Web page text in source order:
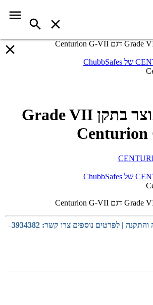
דלת חדר אוצר בתקן Grade VII
*המחיר לא כולל הובלה והתקנה | לפרטים נוספים צרו קשר: 3934382–